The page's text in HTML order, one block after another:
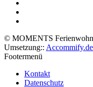
© MOMENTS
Umsetzung:: Accommify.de
Footermenü
Kontakt
Datenschutz